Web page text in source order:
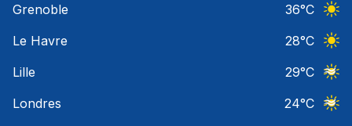
Grenoble
36°C
Le Havre
28°C
Lille
29°C
Londres
24°C